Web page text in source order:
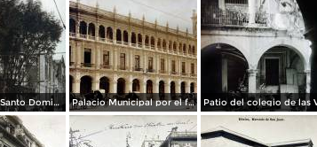
La Iglesia de Santo Domingo. Palacio Municipal por el fotografo Hugo Brehme..